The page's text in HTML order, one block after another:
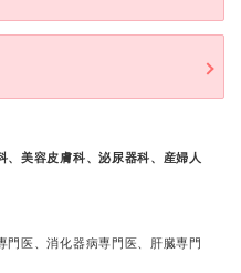
、美容皮膚科、泌尿器科、産婦人
門医、消化器病専門医、肝臓専門